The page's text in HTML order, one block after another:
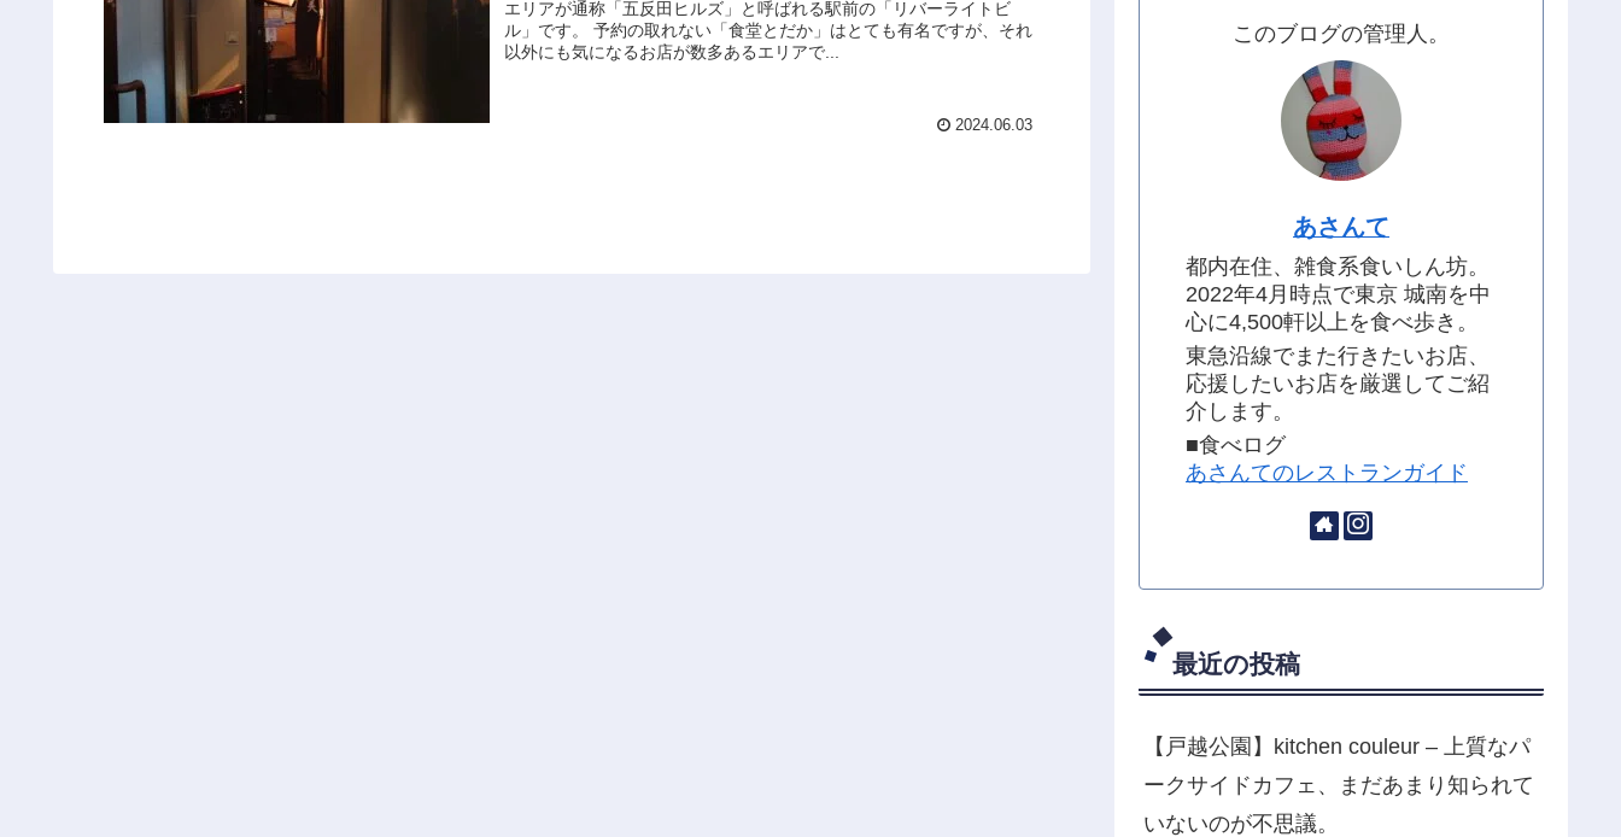
エリアが通称「五反田ヒルズ」と呼ばれる駅前の「リバーライトビ
ル」です。 予約の取れない「食堂とだか」はとても有名ですが、それ
以外にも気になるお店が数多あるエリアで...
2024.06.03
このブログの管理人。
あさんて
都内在住、雑食系食いしん坊。
2022年4月時点で東京 城南を中
心に4,500軒以上を食べ歩き。
東急沿線でまた行きたいお店、
応援したいお店を厳選してご紹
介します。
■食べログ
あさんてのレストランガイド
最近の投稿
【戸越公園】kitchen couleur – 上質なパ
ークサイドカフェ、まだあまり知られて
いないのが不思議。